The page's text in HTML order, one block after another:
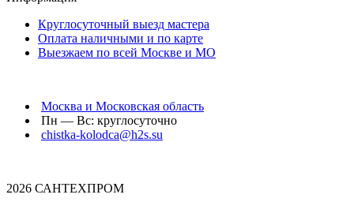
Круглосуточный выезд мастера
Оплата наличными и по карте
Выезжаем по всей Москве и МО
Москва и Московская область
Пн — Вс: круглосуточно
chistka-kolodca@h2s.su
2026 САНТЕХПРОМ